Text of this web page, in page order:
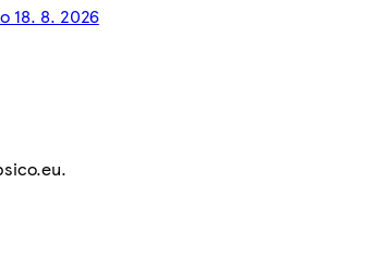
18. 8. 2026